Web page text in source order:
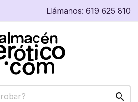
Llámanos: 619 625 810
